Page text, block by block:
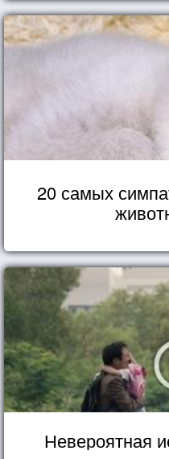
20 самых
Невероятная